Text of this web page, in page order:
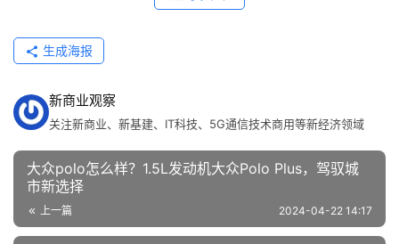
生成海报
新商业观察
关注新商业、新基建、IT科技、5G通信技术商用等新经济领域
大众polo怎么样？1.5L发动机大众Polo Plus，驾驭城
市新选择
上一篇 2024-04-22 14:17